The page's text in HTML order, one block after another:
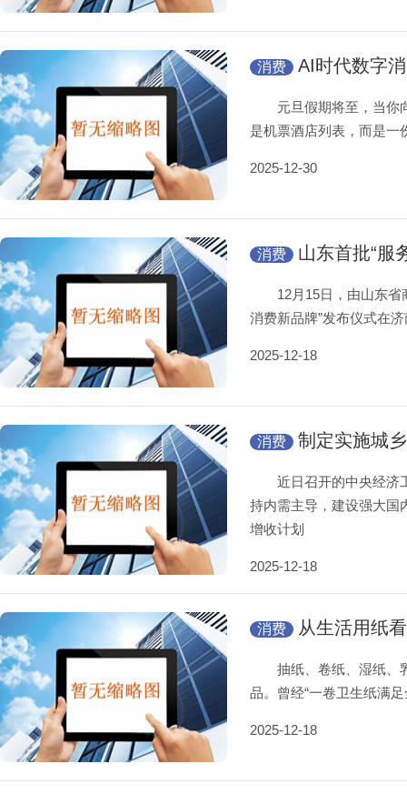
消费 AI时代数字
元旦假期将至，当你向
是机票酒店列表，而是
2025-12-30
消费 山东首批“服
12月15日，由山东省
消费新品牌”发布仪式在
2025-12-18
消费 制定实施城
近日召开的中央经济工
持内需主导，建设强大国
增收计划
2025-12-18
消费 从生活用纸
抽纸、卷纸、湿纸、乳
品。曾经“一卷卫生纸满
2025-12-18